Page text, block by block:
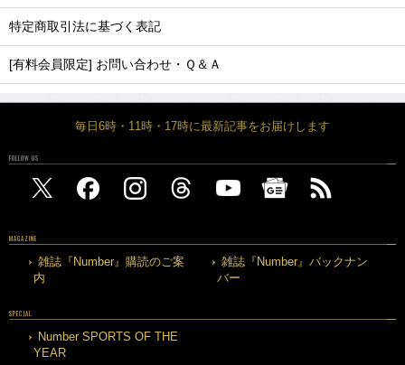
特定商取引法に基づく表記
[有料会員限定] お問い合わせ・Ｑ＆Ａ
毎日6時・11時・17時に最新記事をお届けします
FOLLOW US
MAGAZINE
雑誌『Number』購読のご案
内
雑誌『Number』バックナン
バー
SPECIAL
Number SPORTS OF THE
YEAR